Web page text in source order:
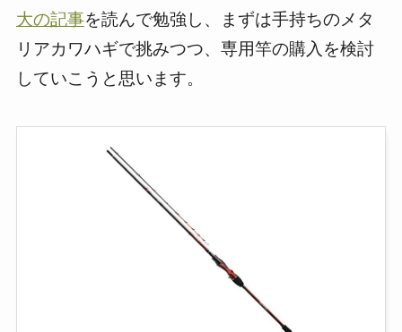
大の記事を読んで勉強し、まずは手持ちのメタ
リアカワハギで挑みつつ、専用竿の購入を検討
していこうと思います。